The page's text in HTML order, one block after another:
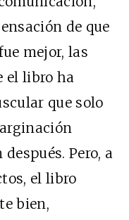
de que
mejor, las
el libro ha
que solo
Pero, a
el libro
bien,